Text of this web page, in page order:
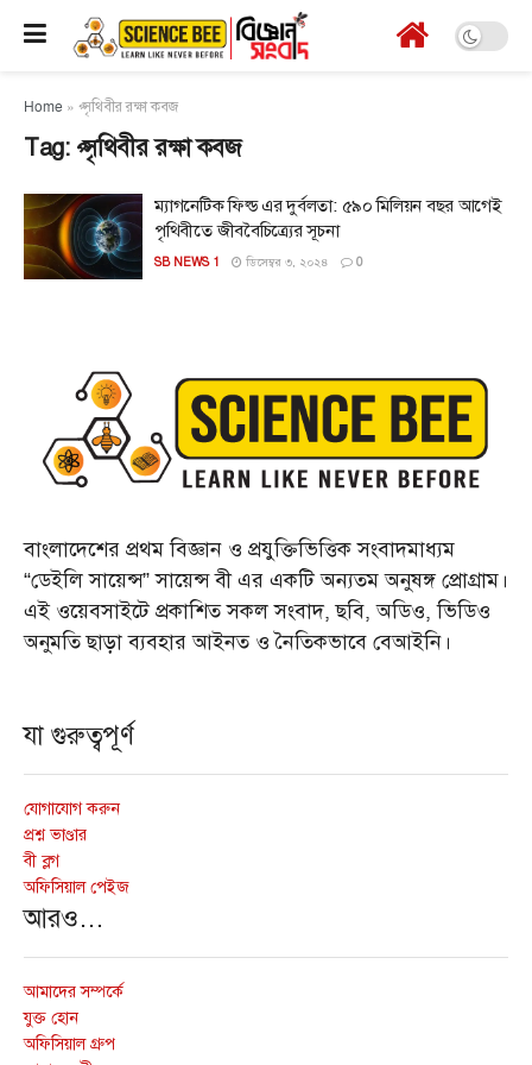
Home » প্সৃথিবীর রক্ষা কবজ
Tag: প্সৃথিবীর রক্ষা কবজ
ম্যাগনেটিক ফিল্ড এর দুর্বলতা: ৫৯০ মিলিয়ন বছর আগেই
পৃথিবীতে জীববৈচিত্র্যের সূচনা
SB NEWS 1 ডিসেম্বর ৩, ২০২৪ 0
বাংলাদেশের প্রথম বিজ্ঞান ও প্রযুক্তিভিত্তিক সংবাদমাধ্যম
“ডেইলি সায়েন্স” সায়েন্স বী এর একটি অন্যতম অনুষঙ্গ প্রোগ্রাম।
এই ওয়েবসাইটে প্রকাশিত সকল সংবাদ, ছবি, অডিও, ভিডিও
অনুমতি ছাড়া ব্যবহার আইনত ও নৈতিকভাবে বেআইনি।
যা গুরুত্বপূর্ণ
যোগাযোগ করুন
প্রশ্ন ভাণ্ডার
বী ব্লগ
অফিসিয়াল পেইজ
আরও…
আমাদের সম্পর্কে
যুক্ত হোন
অফিসিয়াল গ্রুপ